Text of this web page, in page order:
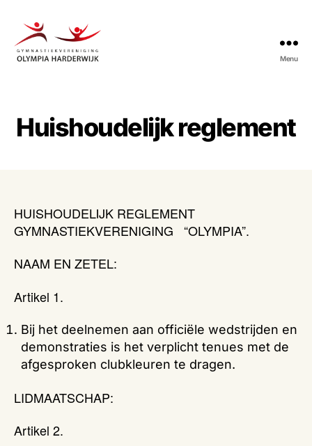
Menu
Huishoudelijk reglement
HUISHOUDELIJK REGLEMENT
GYMNASTIEKVERENIGING “OLYMPIA”.
NAAM EN ZETEL:
Artikel 1.
Bij het deelnemen aan officiële wedstrijden en
demonstraties is het verplicht tenues met de
afgesproken clubkleuren te dragen.
LIDMAATSCHAP:
Artikel 2.